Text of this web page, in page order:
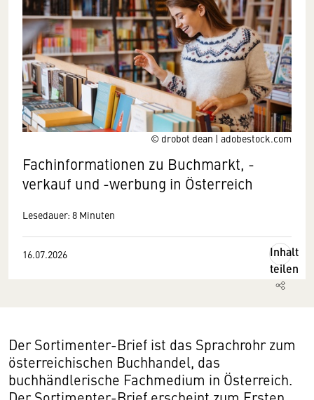
© drobot dean | adobestock.com
Fachinformationen zu Buchmarkt, -
verkauf und -werbung in Österreich
Lesedauer: 8 Minuten
16.07.2026
Inhalt
teilen
Der Sortimenter-Brief ist das Sprachrohr zum
österreichischen Buchhandel, das
buchhändlerische Fachmedium in Österreich.